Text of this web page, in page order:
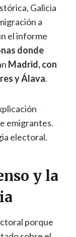
Galicia
a
el informe
donde
Madrid, con
y Álava.
emigrantes.
electoral.
y la
porque